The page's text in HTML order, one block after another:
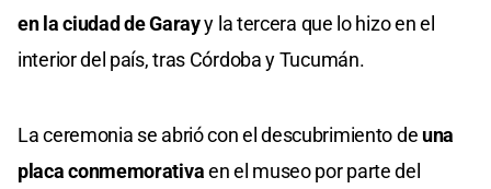
en la ciudad de Garayy la tercera que lo hizo en el
interior del país, tras Córdoba y Tucumán.
La ceremonia se abrió con el descubrimiento de una
placa conmemorativaen el museo por parte del